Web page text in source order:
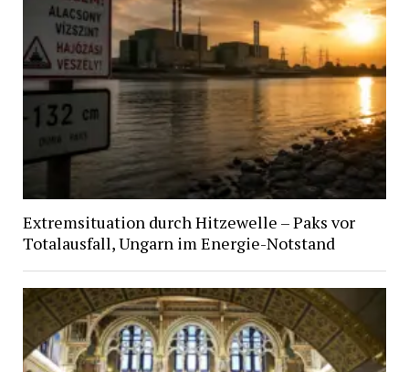
Extremsituation durch Hitzewelle – Paks vor
Totalausfall, Ungarn im Energie-Notstand